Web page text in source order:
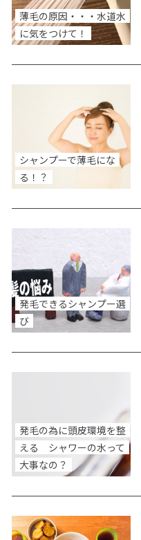
薄毛の原因・・・水道水
に気をつけて！
シャンプーで薄毛にな
る！？
発毛できるシャンプー選
び
発毛の為に頭皮環境を整
える シャワーの水って
大事なの？